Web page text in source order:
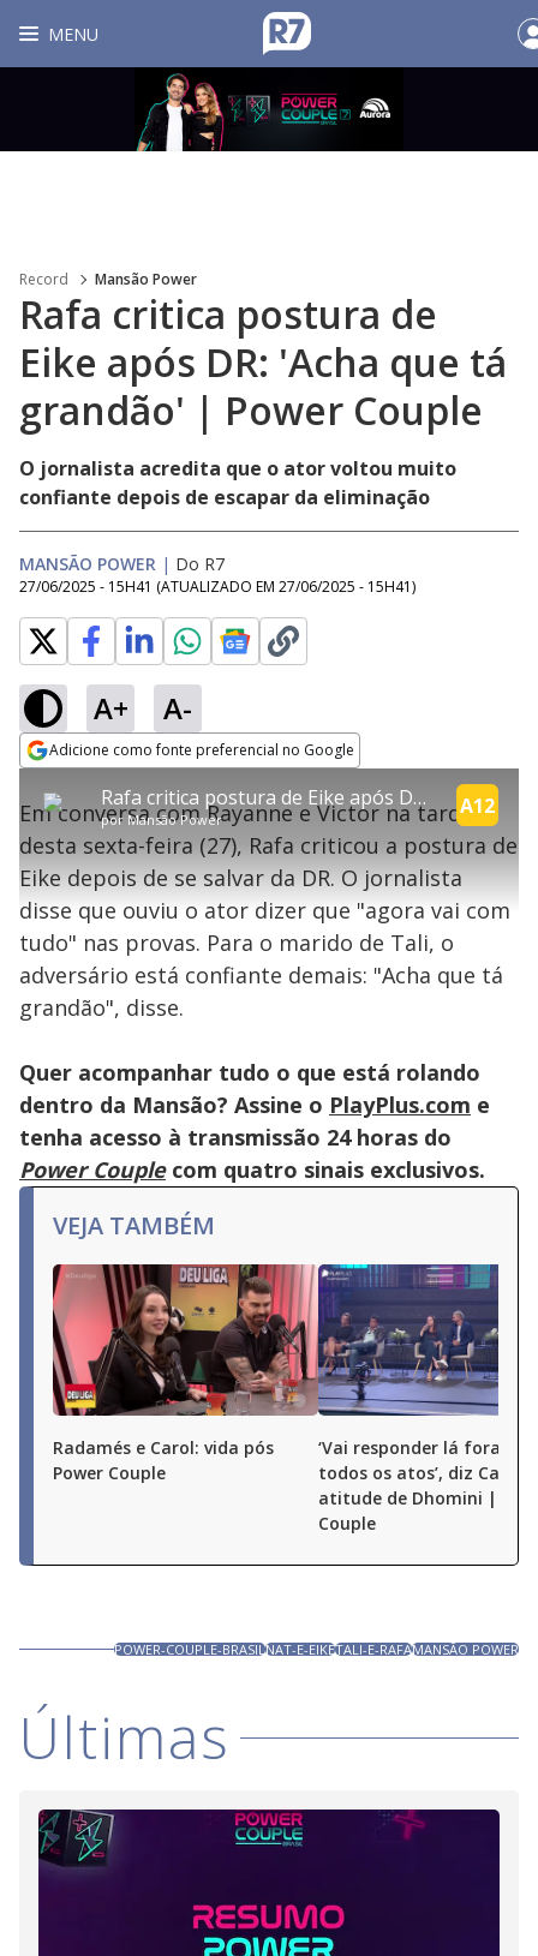
MENU
Record Mansão Power
Rafa critica postura de
Eike após DR: 'Acha que tá
grandão' | Power Couple
O jornalista acredita que o ator voltou muito
confiante depois de escapar da eliminação
MANSÃO POWER | Do R7
27/06/2025 - 15H41 (ATUALIZADO EM 27/06/2025 - 15H41)
A+ A-
Adicione como fonte preferencial no Google
a
window.
modal
be
by
the
key
the
close
button.
explore
Conteúdo bloqueado
Lamentamos, mas o vídeo que está tentando assisitr é de exibição
exclusiva em território brasileiro :-(
Rafa critica postura de Eike após DR: 'Acha que tá grandão' | Power Couple
por Mansão Power
A12
Em conversa com Rayanne e Victor na tarde
desta sexta-feira (27), Rafa criticou a postura de
Eike depois de se salvar da DR. O jornalista
disse que ouviu o ator dizer que "agora vai com
tudo" nas provas. Para o marido de Tali, o
adversário está confiante demais: "Acha que tá
grandão", disse.
Quer acompanhar tudo o que está rolando
dentro da Mansão? Assine o PlayPlus.com e
tenha acesso à transmissão 24 horas do
Power Couplecom quatro sinais exclusivos.
VEJA TAMBÉM
Radamés e Carol: vida pós
Power Couple
‘Vai responder lá fora por
todos os atos’, diz Carol
atitude de Dhomini |
Couple
POWER-COUPLE-BRASILNAT-E-EIKETALI-E-RAFAMANSÃO POWER
Últimas